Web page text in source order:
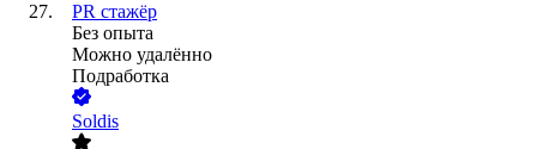
PR стажёр
Без опыта
Можно удалённо
Подработка
Soldis